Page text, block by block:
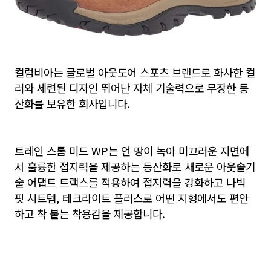
컬럼비아는 글로벌 아웃도어 스포츠 브랜드로 화사한 컬
러와 세련된 디자인 뛰어난 자체 기술력으로 무장한 등
산화를 보유한 회사입니다.
트레인 스톰 미드 WP는 언 땅이 녹아 미끄러운 지면에
서 훌륭한 접지력을 제공하는 등산화로 새로운 아웃솔기
술 어댑트 트랙스를 적용하여 접지력을 강화하고 나빅
핏 시트템, 테크라이트 플러스로 어떤 지형에서도 편안
하고 착 붙는 착용감을 제공합니다.